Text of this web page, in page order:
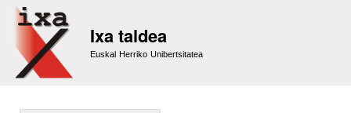
Ixa taldea
Euskal Herriko Unibertsitatea